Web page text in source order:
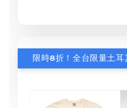
限時8折！全台限量土耳